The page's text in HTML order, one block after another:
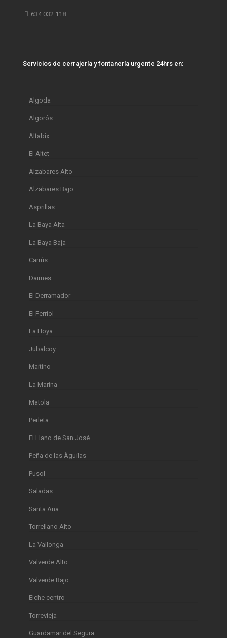
634 032 118
Servicios de cerrajería y fontanería urgente 24hrs en:
Algoda
Algorós
Altabix
El Altet
Alzabares Alto
Alzabares Bajo
Asprillas
La Baya Alta
La Baya Baja
Carrús
Daimes
El Derramador
El Ferriol
La Hoya
Jubalcoy
Maitino
La Marina
Matola
Perleta
El Llano de San José
Peña de las Àguilas
Pusol
Saladas
Santa Ana
Torrellano Alto
La Vallonga
Valverde Alto
Valverde Bajo
Elche centro
Torrevieja
Guardamar del Segura